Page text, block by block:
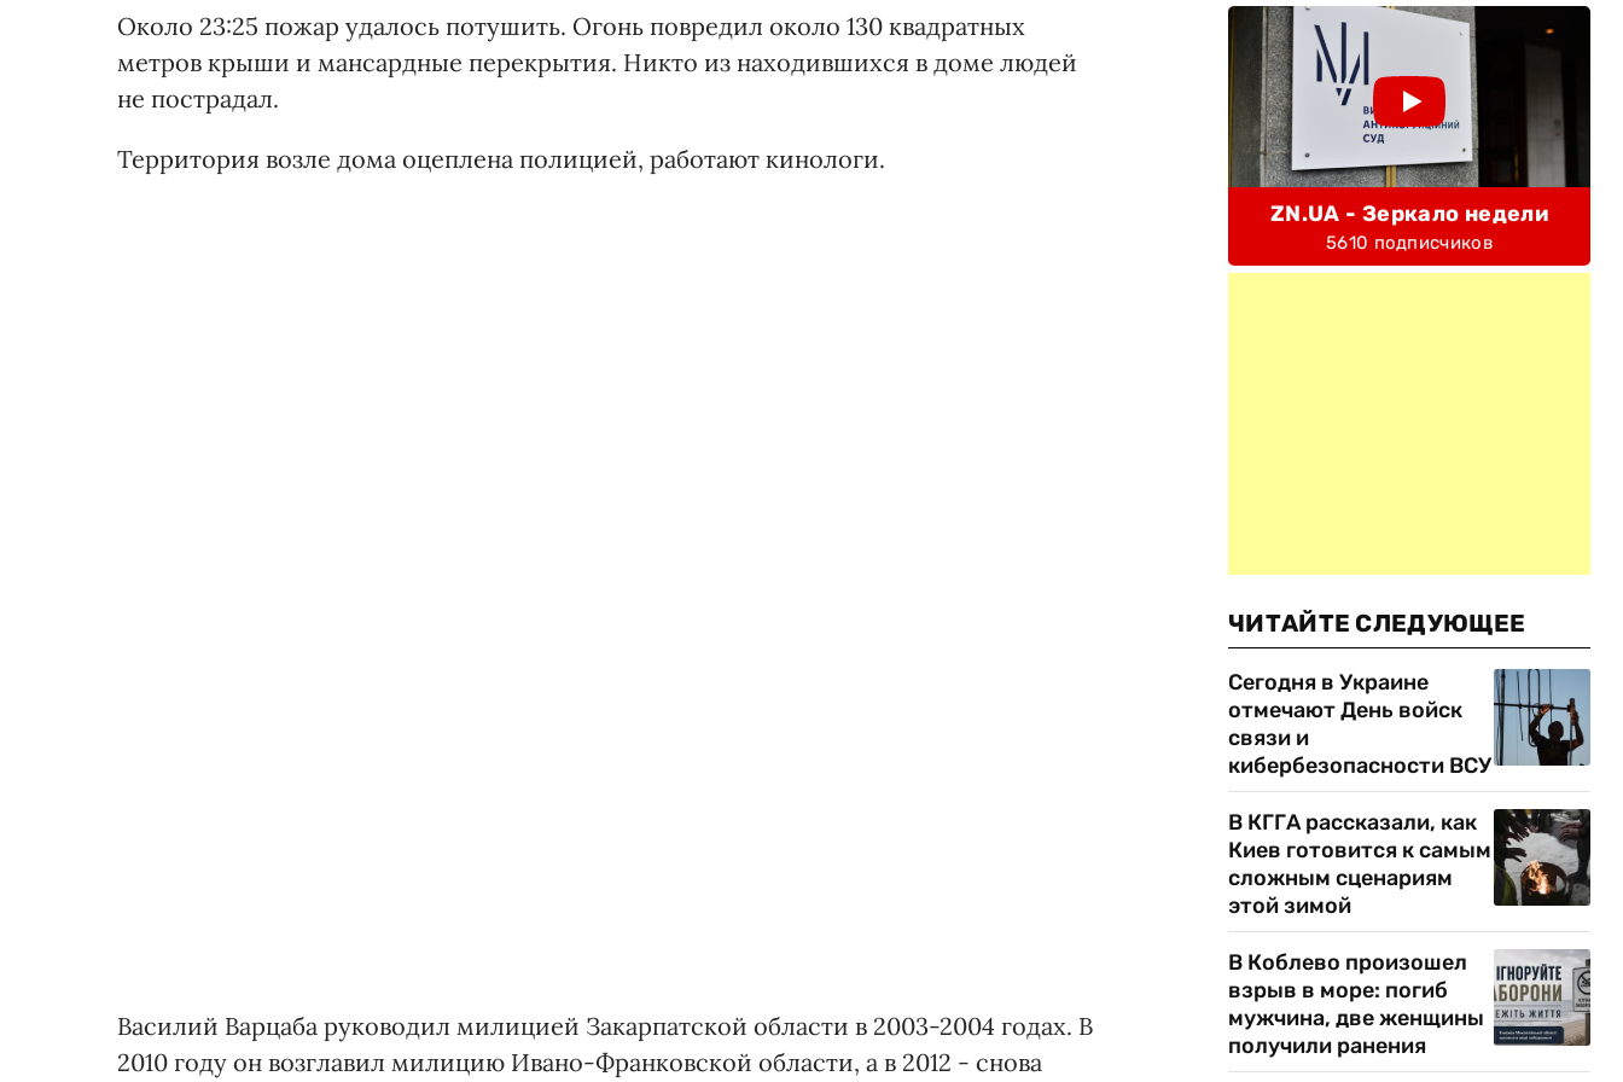
Около 23:25 пожар удалось потушить. Огонь повредил около 130 квадратных
метров крыши и мансардные перекрытия. Никто из находившихся в доме людей
не пострадал.
Территория возле дома оцеплена полицией, работают кинологи.
Василий Варцаба руководил милицией Закарпатской области в 2003-2004 годах. В
2010 году он возглавил милицию Ивано-Франковской области, а в 2012 - снова
ZN.UA - Зеркало недели
5610 подписчиков
ЧИТАЙТЕ СЛЕДУЮЩЕЕ
Сегодня в Украине
отмечают День войск
связи и
кибербезопасности ВСУ
В КГГА рассказали, как
Киев готовится к самым
сложным сценариям
этой зимой
В Коблево произошел
взрыв в море: погиб
мужчина, две женщины
получили ранения